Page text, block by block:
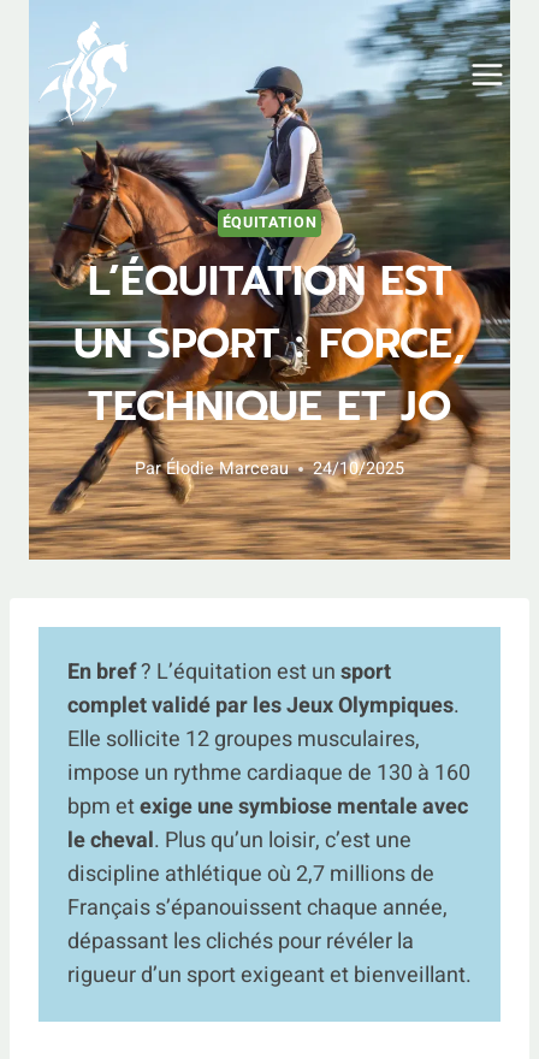
contenu
ÉQUITATION
L’ÉQUITATION EST
UN SPORT : FORCE,
TECHNIQUE ET JO
ParÉlodie Marceau 24/10/2025
En bref? L’équitation est unsport
complet validé par les Jeux Olympiques.
Elle sollicite 12 groupes musculaires,
impose un rythme cardiaque de 130 à 160
bpm etexige une symbiose mentale avec
le cheval. Plus qu’un loisir, c’est une
discipline athlétique où 2,7 millions de
Français s’épanouissent chaque année,
dépassant les clichés pour révéler la
rigueur d’un sport exigeant et bienveillant.